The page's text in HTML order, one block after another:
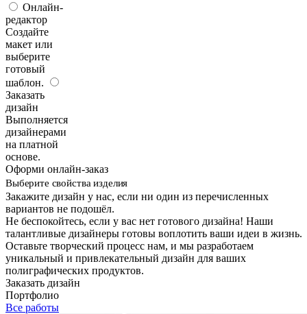
Онлайн-
редактор
Создайте
макет или
выберите
готовый
шаблон.
Заказать
дизайн
Выполняется
дизайнерами
на платной
основе.
Оформи онлайн-заказ
Выберите свойства изделия
Закажите дизайн у нас, если ни один из перечисленных
вариантов не подошёл.
Не беспокойтесь, если у вас нет готового дизайна! Наши
талантливые дизайнеры готовы воплотить ваши идеи в жизнь.
Оставьте творческий процесс нам, и мы разработаем
уникальный и привлекательный дизайн для ваших
полиграфических продуктов.
Заказать дизайн
Портфолио
Все работы